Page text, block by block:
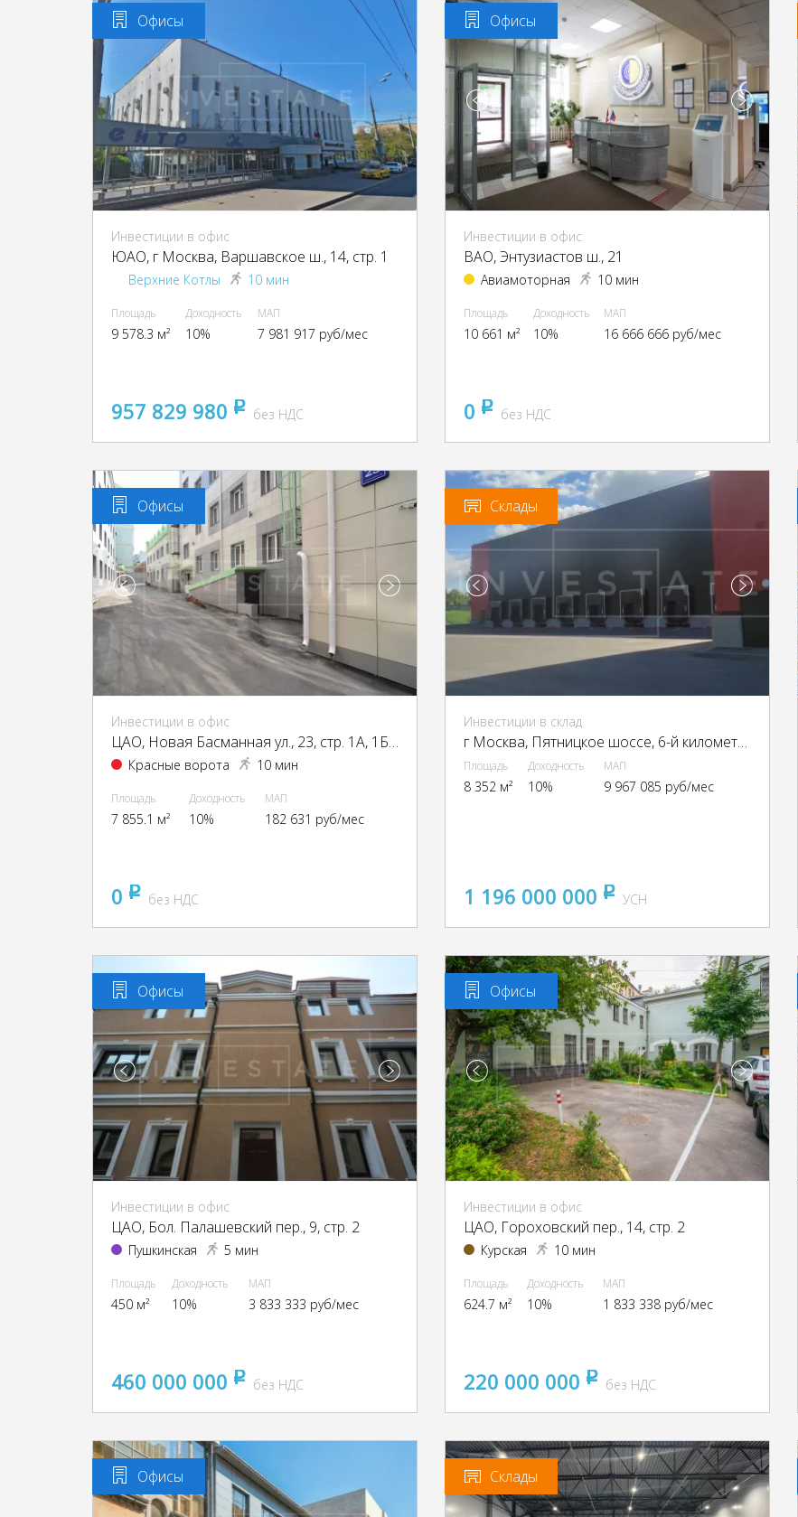
Офисы
Инвестиции в офис
ЮАО, г Москва, Варшавское ш., 14, стр. 1
Верхние Котлы 10 мин
Площадь
9 578.3 м²
Доходность
10%
МАП
7 981 917 руб/мес
957 829 980 pуббез НДС
Офисы
Инвестиции в офис
ВАО, Энтузиастов ш., 21
Авиамоторная 10 мин
Площадь
10 661 м²
Доходность
10%
МАП
16 666 666 руб/мес
0 pуббез НДС
Офисы
Инвестиции в офис
ЦАО, Новая Басманная ул., 23, стр. 1А, 1Б, 2, 4
Красные ворота 10 мин
Площадь
7 855.1 м²
Доходность
10%
МАП
182 631 руб/мес
0 pуббез НДС
Склады
Инвестиции в склад
г Москва, Пятницкое шоссе, 6-й километр, г Москва, Пятницкое ш., 6
Площадь
8 352 м²
Доходность
10%
МАП
9 967 085 руб/мес
1 196 000 000 pуб
УСН
Офисы
Инвестиции в офис
ЦАО, Бол. Палашевский пер., 9, стр. 2
Пушкинская 5 мин
Площадь
450 м²
Доходность
10%
МАП
3 833 333 руб/мес
460 000 000 pуббез НДС
Офисы
Инвестиции в офис
ЦАО, Гороховский пер., 14, стр. 2
Курская 10 мин
Площадь
624.7 м²
Доходность
10%
МАП
1 833 338 руб/мес
220 000 000 pуббез НДС
Офисы Склады